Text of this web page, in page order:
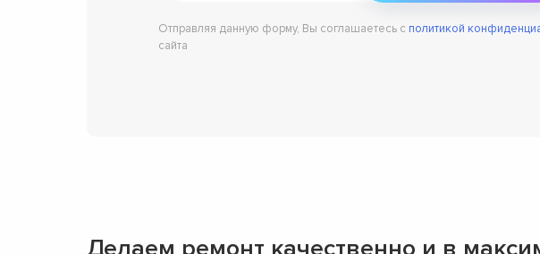
Отправляя данную форму, Вы соглашаетесь с политикой
сайта